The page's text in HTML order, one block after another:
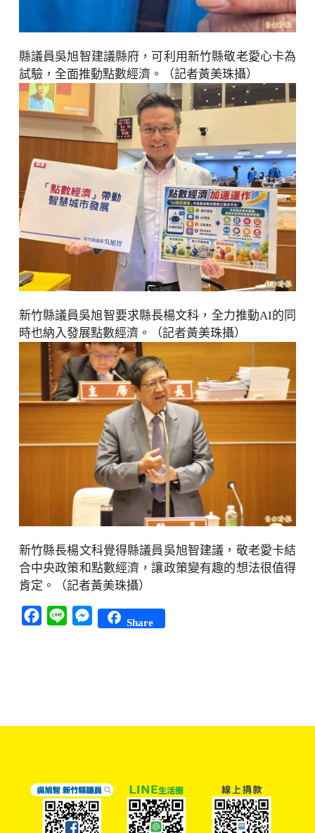
縣議員吳旭智建議縣府，可利用新竹縣敬老愛心卡為
試驗，全面推動點數經濟。（記者黃美珠攝）
新竹縣議員吳旭智要求縣長楊文科，全力推動AI的同
時也納入發展點數經濟。（記者黃美珠攝）
新竹縣長楊文科覺得縣議員吳旭智建議，敬老愛卡結
合中央政策和點數經濟，讓政策變有趣的想法很值得
肯定。（記者黃美珠攝）
Facebook
Line Messenger
Share